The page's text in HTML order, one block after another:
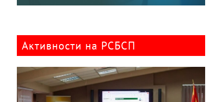
Активности на РСБСП